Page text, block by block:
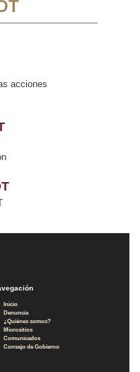
acciones
Inicio
Denuncia
¿Quiénes somos?
Micrositios
Comunicados
Consejo de Gobierno